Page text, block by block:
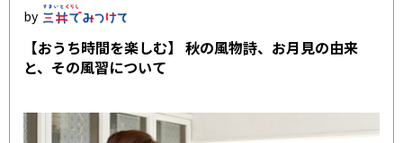
【おうち時間を楽しむ】 秋の風物詩、お月見の由来
と、その風習について